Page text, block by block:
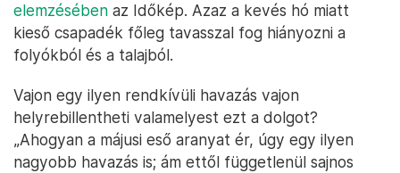
elemzésében az Időkép. Azaz a kevés hó miatt
kieső csapadék főleg tavasszal fog hiányozni a
folyókból és a talajból.
Vajon egy ilyen rendkívüli havazás vajon
helyrebillentheti valamelyest ezt a dolgot?
„Ahogyan a májusi eső aranyat ér, úgy egy ilyen
nagyobb havazás is; ám ettől függetlenül sajnos